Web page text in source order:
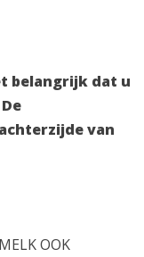
belangrijk dat u
van
OOK